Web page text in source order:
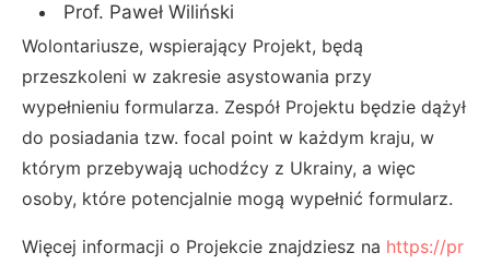
Prof. Paweł Wiliński
Wolontariusze, wspierający Projekt, będą
przeszkoleni w zakresie asystowania przy
wypełnieniu formularza. Zespół Projektu będzie dążył
do posiadania tzw. focal point w każdym kraju, w
którym przebywają uchodźcy z Ukrainy, a więc
osoby, które potencjalnie mogą wypełnić formularz.
Więcej informacji o Projekcie znajdziesz na https://pr